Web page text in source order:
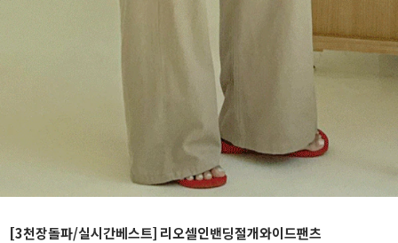
[3천장돌파/실시간베스트] 리오셀인밴딩절개와이드팬츠